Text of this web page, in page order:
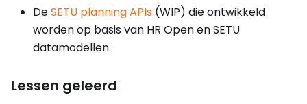
DeSETU planning APIs (WIP) die ontwikkeld
worden op basis van HR Open en SETU
datamodellen.
Lessen geleerd